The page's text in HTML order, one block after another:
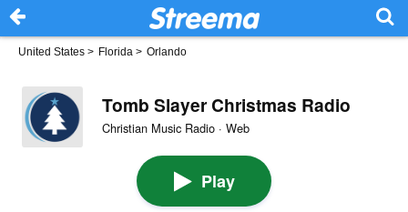
United States > Florida > Orlando
Tomb Slayer Christmas Radio
Christian Music Radio · Web
Play